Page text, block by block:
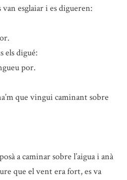
van esglaiar i es digueren:
els digué:
por.
que vingui caminant sobre
a caminar sobre l’aigua i anà
que el vent era fort, es va